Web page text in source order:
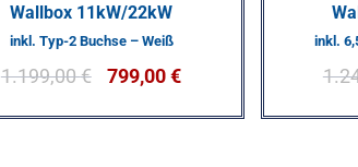
Wallbox 11kW/22kW
inkl. Typ-2 Buchse – Weiß
1.199,00€ 799,00€
inkl.